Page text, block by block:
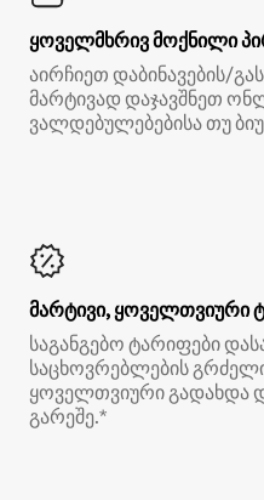
ყოველმხრივ მოქნილი
აირჩიეთ დაბინავების/
მარტივად დაჯავშნეთ
ვალდებულებებისა თუ
მარტივი, ყოველთვიური
საგანგებო ტარიფები
საცხოვრებლების
ყოველთვიური გადახდა
გარეშე.*